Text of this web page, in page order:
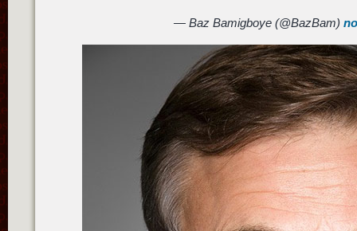
— Baz Bamigboye (@BazBam)